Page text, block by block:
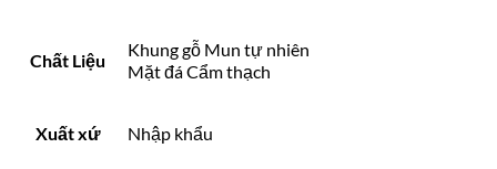
Chất Liệu
Khung gỗ Mun tự nhiên
Mặt đá Cẩm thạch
Xuất xứ Nhập khẩu